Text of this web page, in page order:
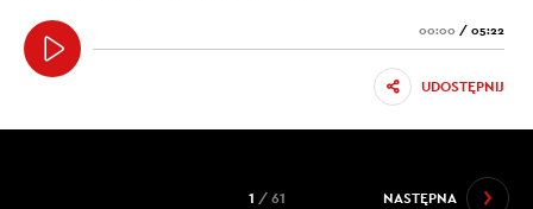
00:00 / 05:22
UDOSTĘPNIJ
NASTĘPNA
1 / 61